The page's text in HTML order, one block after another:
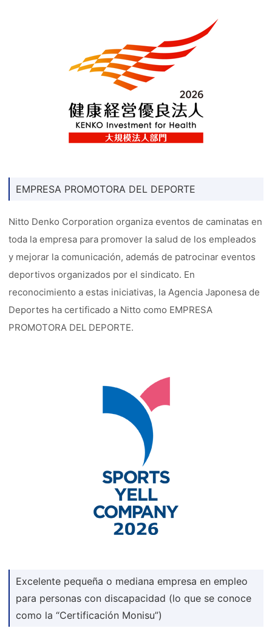
EMPRESA PROMOTORA DEL DEPORTE
Nitto Denko Corporation organiza eventos de caminatas en
toda la empresa para promover la salud de los empleados
y mejorar la comunicación, además de patrocinar eventos
deportivos organizados por el sindicato. En
reconocimiento a estas iniciativas, la Agencia Japonesa de
Deportes ha certificado a Nitto como EMPRESA
PROMOTORA DEL DEPORTE.
Excelente pequeña o mediana empresa en empleo
para personas con discapacidad (lo que se conoce
como la “Certificación Monisu”)